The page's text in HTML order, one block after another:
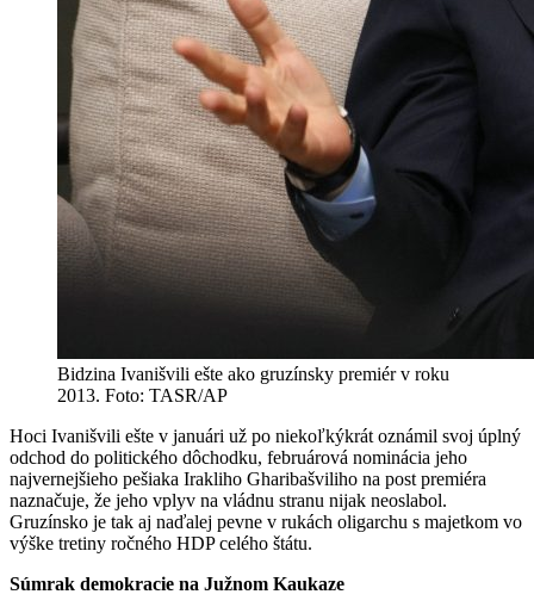
Bidzina Ivanišvili ešte ako gruzínsky premiér v roku
2013. Foto: TASR/AP
Hoci Ivanišvili ešte v januári už po niekoľkýkrát oznámil svoj úplný
odchod do politického dôchodku, februárová nominácia jeho
najvernejšieho pešiaka Irakliho Gharibašviliho na post premiéra
naznačuje, že jeho vplyv na vládnu stranu nijak neoslabol.
Gruzínsko je tak aj naďalej pevne v rukách oligarchu s majetkom vo
výške tretiny ročného HDP celého štátu.
Súmrak demokracie na Južnom Kaukaze